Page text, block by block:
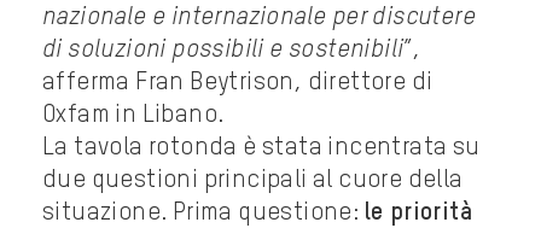
nazionale e internazionale per discutere
di soluzioni possibili e sostenibili”,
afferma Fran Beytrison, direttore di
Oxfam in Libano.
La tavola rotonda è stata incentrata su
due questioni principali al cuore della
situazione. Prima questione: le priorità